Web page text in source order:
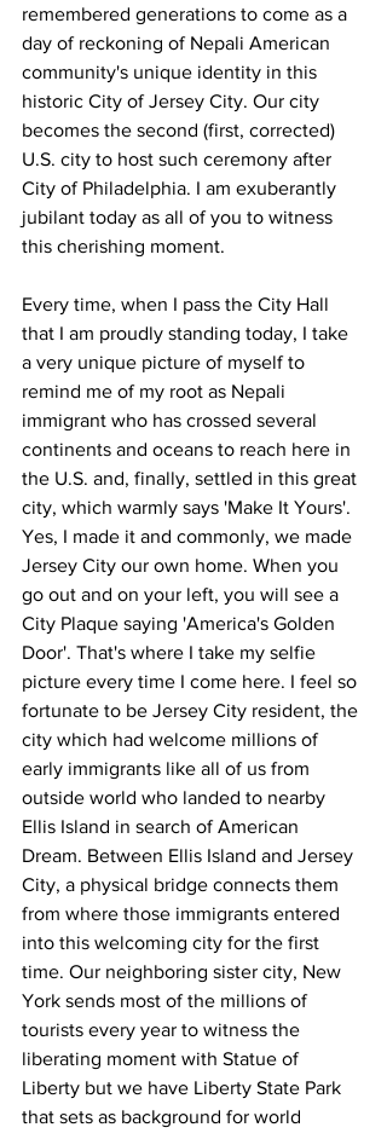
remembered generations to come as a
day of reckoning of Nepali American
community's unique identity in this
historic City of Jersey City. Our city
becomes the second (first, corrected)
U.S. city to host such ceremony after
City of Philadelphia. I am exuberantly
jubilant today as all of you to witness
this cherishing moment.
Every time, when I pass the City Hall
that I am proudly standing today, I take
a very unique picture of myself to
remind me of my root as Nepali
immigrant who has crossed several
continents and oceans to reach here in
the U.S. and, finally, settled in this great
city, which warmly says 'Make It Yours'.
Yes, I made it and commonly, we made
Jersey City our own home. When you
go out and on your left, you will see a
City Plaque saying 'America's Golden
Door'. That's where I take my selfie
picture every time I come here. I feel so
fortunate to be Jersey City resident, the
city which had welcome millions of
early immigrants like all of us from
outside world who landed to nearby
Ellis Island in search of American
Dream. Between Ellis Island and Jersey
City, a physical bridge connects them
from where those immigrants entered
into this welcoming city for the first
time. Our neighboring sister city, New
York sends most of the millions of
tourists every year to witness the
liberating moment with Statue of
Liberty but we have Liberty State Park
that sets as background for world